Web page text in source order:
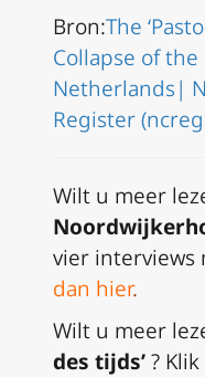
Bron:The
Collapse of
Netherlands|
Register
Wilt u meer
vier interviews
dan hier.
Wilt u meer
des tijds’? Klik